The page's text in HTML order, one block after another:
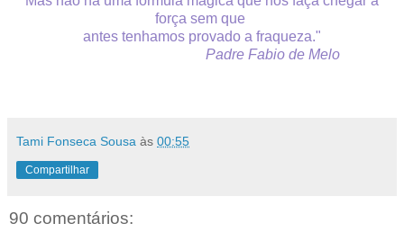
força sem que
antes tenhamos provado a fraqueza."
Padre Fabio de Melo
Tami Fonseca Sousa às 00:55
Compartilhar
90 comentários: